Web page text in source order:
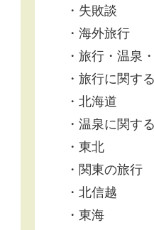
失敗談
海外旅行
旅行・温泉
旅行に関す
北海道
温泉に関す
東北
関東の旅行
北信越
東海